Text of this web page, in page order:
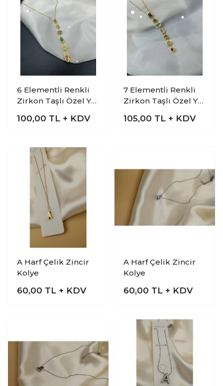
6 Elementli Renkli
Zirkon Taşlı Özel Y
100,00 TL + KDV
7 Elementli Renkli
Zirkon Taşlı Özel Y
105,00 TL + KDV
A Harf Çelik Zincir
Kolye
60,00 TL + KDV
A Harf Çelik Zincir
Kolye
60,00 TL + KDV